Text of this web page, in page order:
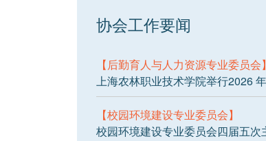
协会工作要闻
【后勤育人与人力资源专业委员会】
【校园环境建设专业委员会】